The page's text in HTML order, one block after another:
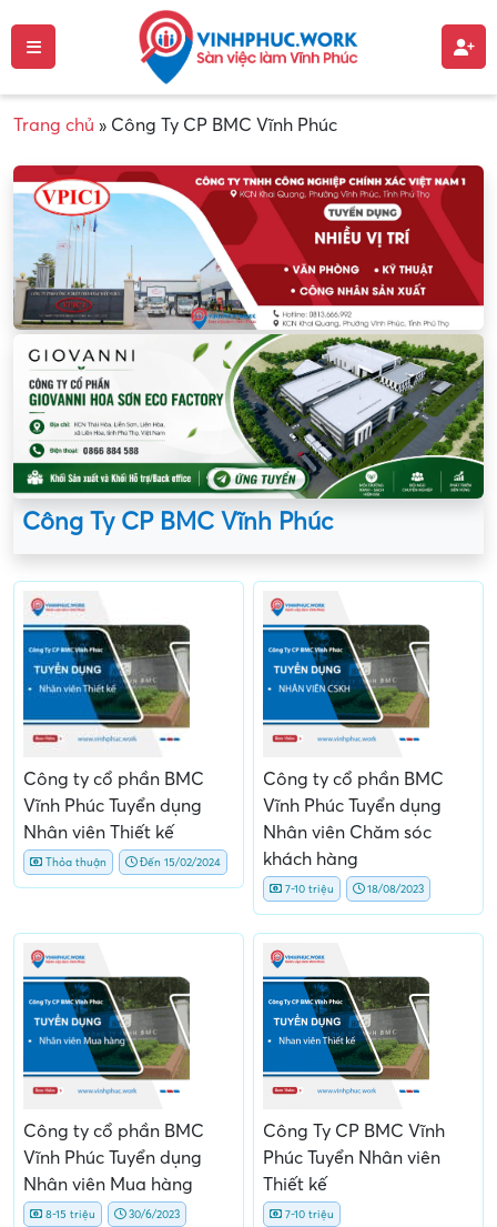
Trang chủ » Công Ty CP BMC Vĩnh Phúc
Công Ty CP BMC Vĩnh Phúc
Công ty cổ phần BMC
Vĩnh Phúc Tuyển dụng
Nhân viên Thiết kế
Thỏa thuận Đến 15/02/2024
Công ty cổ phần BMC
Vĩnh Phúc Tuyển dụng
Nhân viên Chăm sóc
khách hàng
7-10 triệu 18/08/2023
Công ty cổ phần BMC
Vĩnh Phúc Tuyển dụng
Nhân viên Mua hàng
8-15 triệu 30/6/2023
Công Ty CP BMC Vĩnh
Phúc Tuyển Nhân viên
Thiết kế
7-10 triệu